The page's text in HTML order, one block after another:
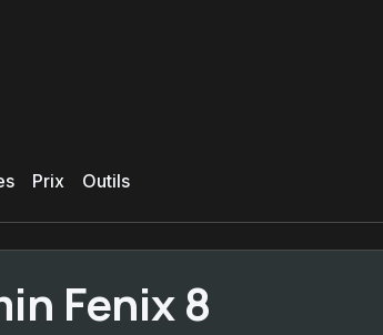
Prix Outils
Fenix 8